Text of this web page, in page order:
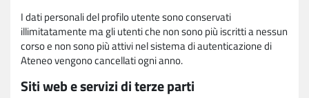
I dati personali del profilo utente sono conservati
illimitatamente ma gli utenti che non sono più iscritti a nessun
corso e non sono più attivi nel sistema di autenticazione di
Ateneo vengono cancellati ogni anno.
Siti web e servizi di terze parti